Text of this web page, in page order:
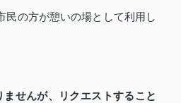
民の方が憩いの場として利用し
せんが、リクエストすること